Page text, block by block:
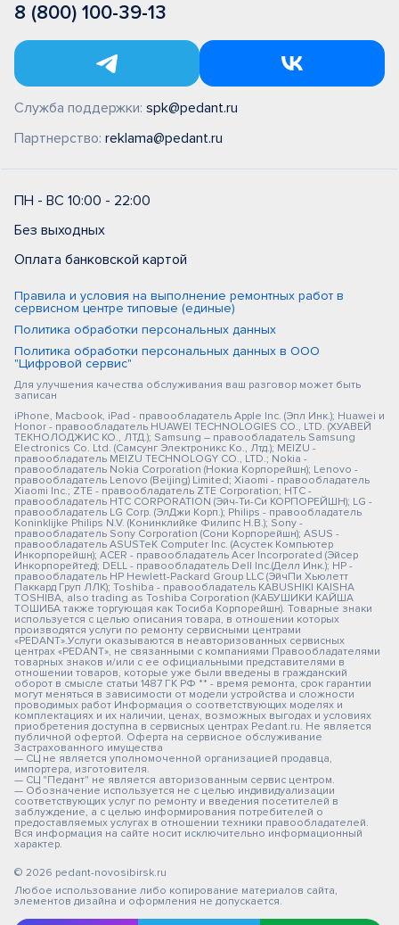
8 (800) 100-39-13
Служба поддержки: spk@pedant.ru
Партнерство: reklama@pedant.ru
ПН - ВС 10:00 - 22:00
Без выходных
Оплата банковской картой
Правила и условия на выполнение ремонтных работ в
сервисном центре типовые (единые)
Политика обработки персональных данных
Политика обработки персональных данных в ООО
"Цифровой сервис"
Для улучшения качества обслуживания ваш разговор может быть
записан
iPhone, Macbook, iPad - правообладатель Apple Inc. (Эпл Инк.); Huawei и
Honor - правообладатель HUAWEI TECHNOLOGIES CO., LTD. (ХУАВЕЙ
ТЕКНОЛОДЖИС КО., ЛТД.); Samsung – правообладатель Samsung
Electronics Co. Ltd. (Самсунг Электроникс Ко., Лтд.); MEIZU -
правообладатель MEIZU TECHNOLOGY CO., LTD.; Nokia -
правообладатель Nokia Corporation (Нокиа Корпорейшн); Lenovo -
правообладатель Lenovo (Beijing) Limited; Xiaomi - правообладатель
Xiaomi Inc.; ZTE - правообладатель ZTE Corporation; HTC -
правообладатель HTC CORPORATION (Эйч-Ти-Си КОРПОРЕЙШН); LG -
правообладатель LG Corp. (ЭлДжи Корп.); Philips - правообладатель
Koninklijke Philips N.V. (Конинклийке Филипс Н.В.); Sony -
правообладатель Sony Corporation (Сони Корпорейшн); ASUS -
правообладатель ASUSTeK Computer Inc. (Асустек Компьютер
Инкорпорейшн); ACER - правообладатель Acer Incorporated (Эйсер
Инкорпорейтед); DELL - правообладатель Dell Inc.(Делл Инк.); HP -
правообладатель HP Hewlett-Packard Group LLC (ЭйчПи Хьюлетт
Паккард Груп ЛЛК); Toshiba - правообладатель KABUSHIKI KAISHA
TOSHIBA, also trading as Toshiba Corporation (КАБУШИКИ КАЙША
ТОШИБА также торгующая как Тосиба Корпорейшн). Товарные знаки
используется с целью описания товара, в отношении которых
производятся услуги по ремонту сервисными центрами
«PEDANT».Услуги оказываются в неавторизованных сервисных
центрах «PEDANT», не связанными с компаниями Правообладателями
товарных знаков и/или с ее официальными представителями в
отношении товаров, которые уже были введены в гражданский
оборот в смысле статьи 1487 ГК РФ ** - время ремонта, срок гарантии
могут меняться в зависимости от модели устройства и сложности
проводимых работ Информация о соответствующих моделях и
комплектациях и их наличии, ценах, возможных выгодах и условиях
приобретения доступна в сервисных центрах Pedant.ru. Не является
публичной офертой. Оферта на сервисное обслуживание
Застрахованного имущества
— СЦ не является уполномоченной организацией продавца,
импортера, изготовителя.
— СЦ "Педант" не является авторизованным сервис центром.
— Обозначение используется не с целью индивидуализации
соответствующих услуг по ремонту и введения посетителей в
заблуждение, а с целью информирования потребителей о
предоставляемых услугах в отношении техники правообладателей.
Вся информация на сайте носит исключительно информационный
характер.
© 2026 pedant-novosibirsk.ru
Любое использование либо копирование материалов сайта,
элементов дизайна и оформления не допускается.